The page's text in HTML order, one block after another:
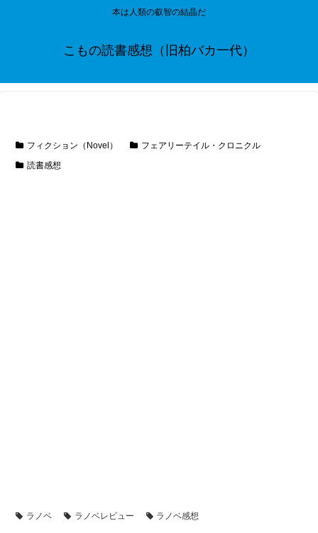
本は人類の叡智の結晶だ
こもの読書感想（旧柏バカ一代）
フィクション（Novel）
フェアリーテイル・クロニクル
読書感想
ラノベ ラノベレビュー ラノベ感想